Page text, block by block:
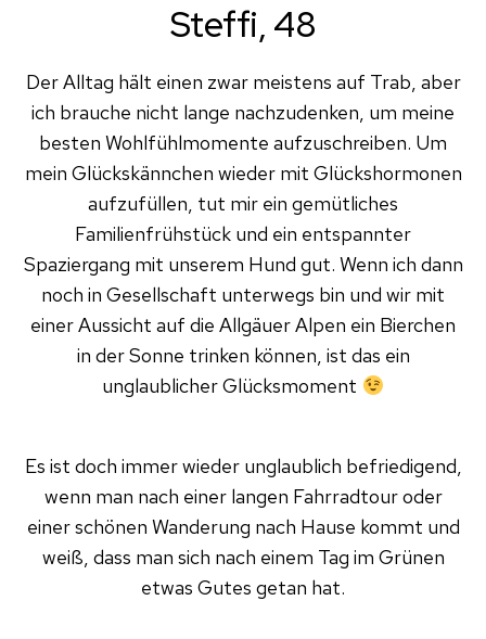
Steffi, 48
Der Alltag hält einen zwar meistens auf Trab, aber
ich brauche nicht lange nachzudenken, um meine
besten Wohlfühlmomente aufzuschreiben. Um
mein Glückskännchen wieder mit Glückshormonen
aufzufüllen, tut mir ein gemütliches
Familienfrühstück und ein entspannter
Spaziergang mit unserem Hund gut. Wenn ich dann
noch in Gesellschaft unterwegs bin und wir mit
einer Aussicht auf die Allgäuer Alpen ein Bierchen
in der Sonne trinken können, ist das ein
unglaublicher Glücksmoment
Es ist doch immer wieder unglaublich befriedigend,
wenn man nach einer langen Fahrradtour oder
einer schönen Wanderung nach Hause kommt und
weiß, dass man sich nach einem Tag im Grünen
etwas Gutes getan hat.